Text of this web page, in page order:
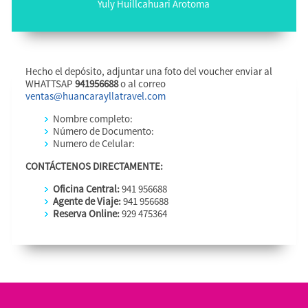
Yuly Huillcahuari Arotoma
Hecho el depósito, adjuntar una foto del voucher enviar al
WHATTSAP 941956688o al correo
ventas@huancarayllatravel.com
Nombre completo:
Número de Documento:
Numero de Celular:
CONTÁCTENOS DIRECTAMENTE:
Oficina Central:941 956688
Agente de Viaje:941 956688
Reserva Online:929 475364